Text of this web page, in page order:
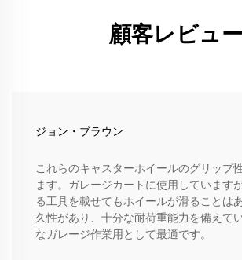
顧客レビュー
ジョン・ブラウン
これらのキャスターホイールのグリップ
ます。ガレージカートに使用しています
る工具を載せてもホイールが滑ることは
久性があり、十分な耐荷重能力を備えて
なガレージ作業用として最適です。